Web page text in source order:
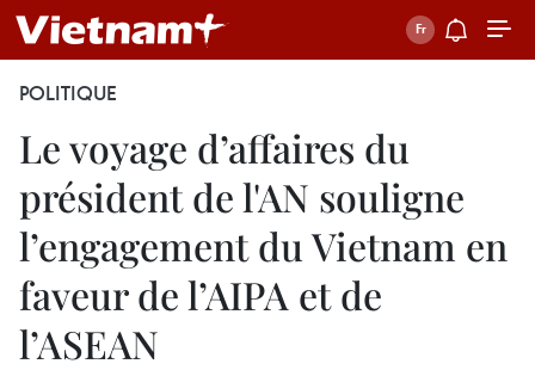
POLITIQUE
Le voyage d’affaires du
président de l'AN souligne
l’engagement du Vietnam en
faveur de l’AIPA et de
l’ASEAN